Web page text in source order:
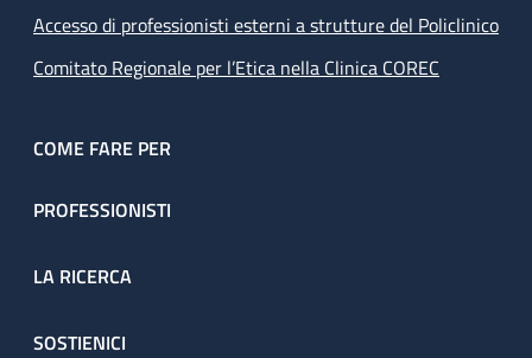
Accesso di professionisti esterni a strutture del Policlinico
Comitato Regionale per l’Etica nella Clinica COREC
COME FARE PER
PROFESSIONISTI
LA RICERCA
SOSTIENICI